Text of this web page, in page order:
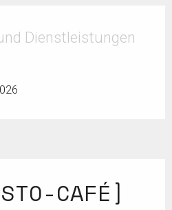
Dienstleistungen
CAFÉ]